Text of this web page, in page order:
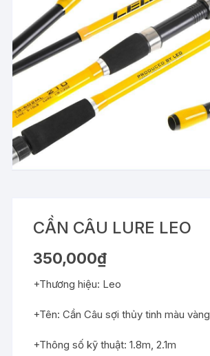
CẦN CÂU LURE LEO
350,000₫
+Thương hiệu: Leo
+Tên: Cần Câu sợi thủy tinh màu vàng
+Thông số kỹ thuật: 1.8m, 2.1m